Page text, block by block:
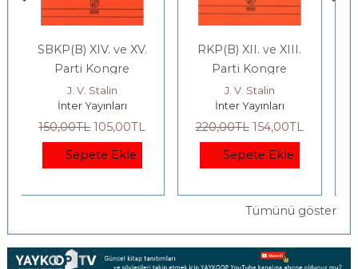
RKP(B) XII. ve XIII.
Parti Kongre
Raporları
J. V. Stalin
İnter Yayınları
220,00TL 154,00TL
Sepete Ekle
Muhalefet Üzerine
J. V. Stalin
İnter Yayınları
300,00TL 210,00TL
Sepete Ekle
Tümünü göster